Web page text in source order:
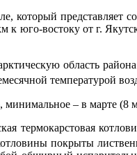
который представляет
юго-востоку от г.
область
температурой
– в марте (8
термокарстовая
покрыты